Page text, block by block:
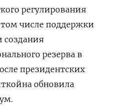
регулирования
числе поддержки
создания
резерва в
президентских
обновила